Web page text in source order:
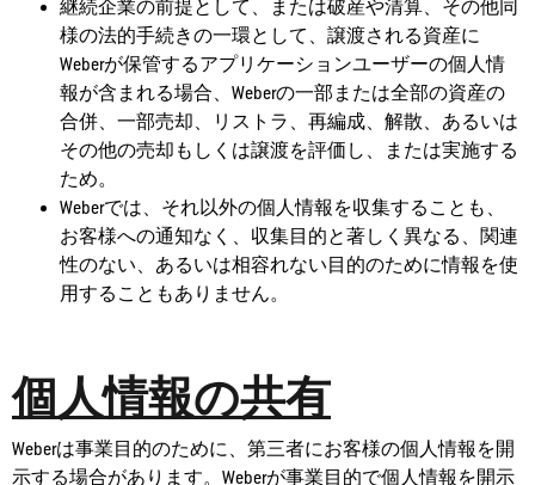
継続企業の前提として、または破産や清算、その他同
様の法的手続きの一環として、譲渡される資産に
Weberが保管するアプリケーションユーザーの個人情
報が含まれる場合、Weberの一部または全部の資産の
合併、一部売却、リストラ、再編成、解散、あるいは
その他の売却もしくは譲渡を評価し、または実施する
ため。
Weberでは、それ以外の個人情報を収集することも、
お客様への通知なく、収集目的と著しく異なる、関連
性のない、あるいは相容れない目的のために情報を使
用することもありません。
個人情報の共有
Weberは事業目的のために、第三者にお客様の個人情報を開
示する場合があります。Weberが事業目的で個人情報を開示